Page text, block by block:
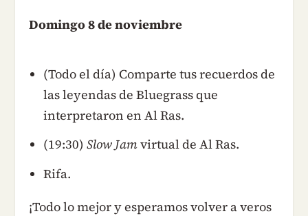
Domingo 8 de noviembre
(Todo el día) Comparte tus recuerdos de
las leyendas de Bluegrass que
interpretaron en Al Ras.
(19:30) Slow Jamvirtual de Al Ras.
Rifa.
¡Todo lo mejor y esperamos volver a veros